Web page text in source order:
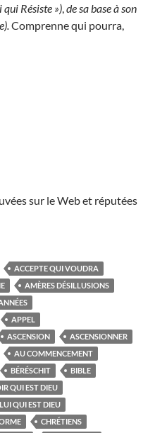
qui Résiste ») de sa base à son
Comprenne qui pourra,
sur le Web et réputées
ACCEPTE QUI VOUDRA
AMÈRES DÉSILLUSIONS
APPEL
ASCENSION
ASCENSIONNER
AU COMMENCEMENT
BÉRÉSCHIT
BIBLE
QUI EST DIEU
QUI EST DIEU
CHRÉTIENS